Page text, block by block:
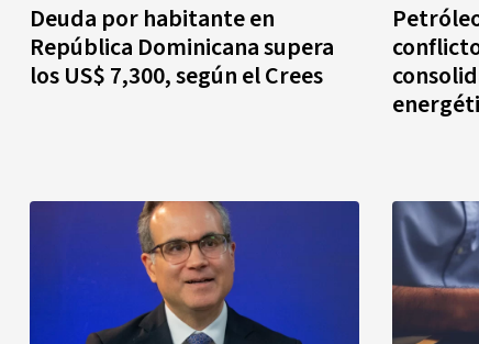
Deuda por habitante en
República Dominicana supera
los US$ 7,300, según el Crees